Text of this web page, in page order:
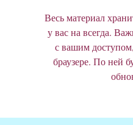
Весь материал
у вас на всегда.
с вашим
браузере. По ней